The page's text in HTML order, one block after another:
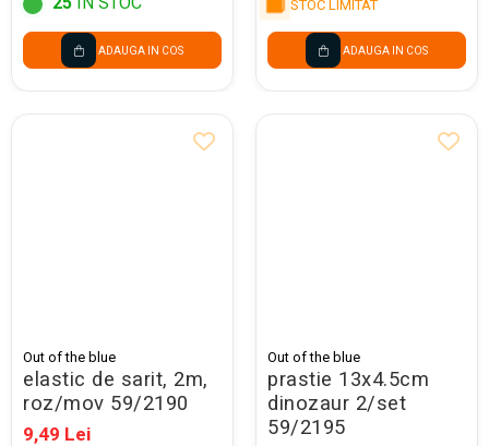
ADAUGA IN COS
STOC LIMITAT
ADAUGA IN COS
Out of the blue
elastic de sarit, 2m,
roz/mov 59/2190
9,49 Lei
Out of the blue
prastie 13x4.5cm
dinozaur 2/set
59/2195